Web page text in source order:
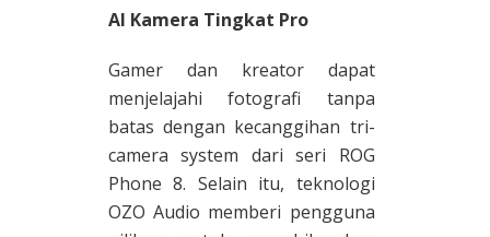
Al Kamera Tingkat Pro
Gamer dan kreator dapat
menjelajahi fotografi tanpa
batas dengan kecanggihan tri-
camera system dari seri ROG
Phone 8. Selain itu, teknologi
OZO Audio memberi pengguna